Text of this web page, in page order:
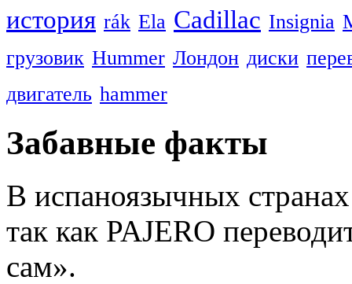
история rák Ela Cadillac Insignia
грузовик Hummer Лондон диски
двигатель hammer
Забавные факты
В испаноязычных
так как PAJERO
сам».